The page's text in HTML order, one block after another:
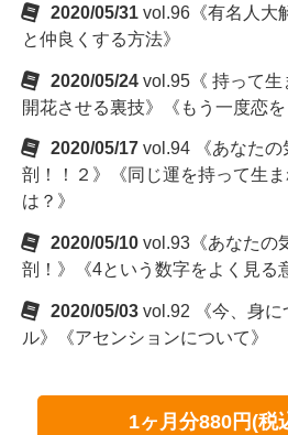
2020/05/31 vol.96《有名人大
と仲良くする方法》
2020/05/24 vol.95《 持って
開花させる裏技》《もう一度恋を
2020/05/17 vol.94 《あなた
剖！！２》《同じ運を持って生
は？》
2020/05/10 vol.93《あなたの
剖！》《4という数字をよく見る
2020/05/03 vol.92 《今、身に
ル》《アセンションについて》
1ヶ月分880円(税